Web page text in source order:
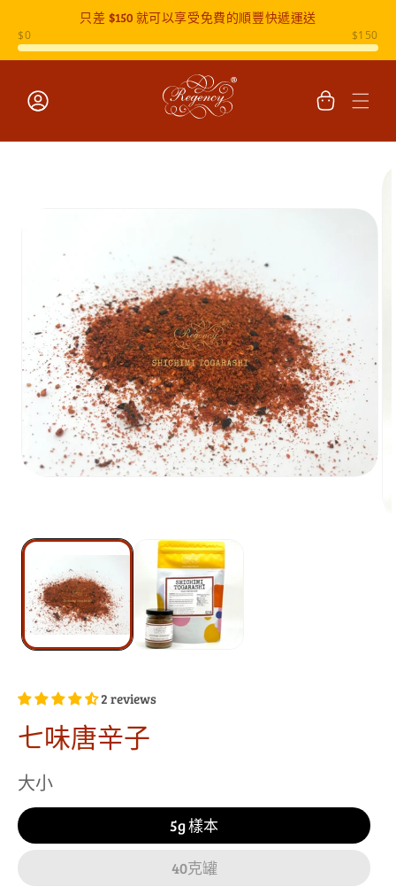
只差 $150就可以享受免費的順豐快遞運送
物
2 reviews
七味唐辛子
大小
5g 樣本
40克罐